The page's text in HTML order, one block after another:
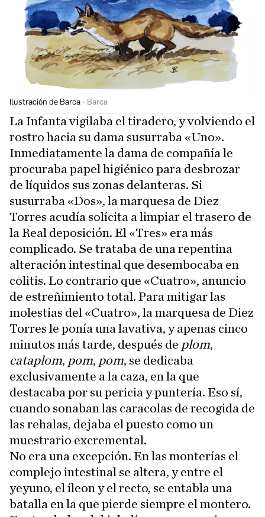
Ilustración de Barca Barca
La Infanta vigilaba el tiradero, y volviendo el
rostro hacia su dama susurraba «Uno».
Inmediatamente la dama de compañía le
procuraba papel higiénico para desbrozar
de líquidos sus zonas delanteras. Si
susurraba «Dos», la marquesa de Diez
Torres acudía solícita a limpiar el trasero de
la Real deposición. El «Tres» era más
complicado. Se trataba de una repentina
alteración intestinal que desembocaba en
colitis. Lo contrario que «Cuatro», anuncio
de estreñimiento total. Para mitigar las
molestias del «Cuatro», la marquesa de Diez
Torres le ponía una lavativa, y apenas cinco
minutos más tarde, después de plom,
cataplom, pom, pom, se dedicaba
exclusivamente a la caza, en la que
destacaba por su pericia y puntería. Eso sí,
cuando sonaban las caracolas de recogida de
las rehalas, dejaba el puesto como un
muestrario excremental.
No era una excepción. En las monterías el
complejo intestinal se altera, y entre el
yeyuno, el íleon y el recto, se entabla una
batalla en la que pierde siempre el montero.